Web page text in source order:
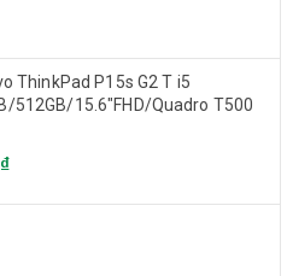
ThinkPad P15s G2 T i5
512GB/15.6"FHD/Quadro T500